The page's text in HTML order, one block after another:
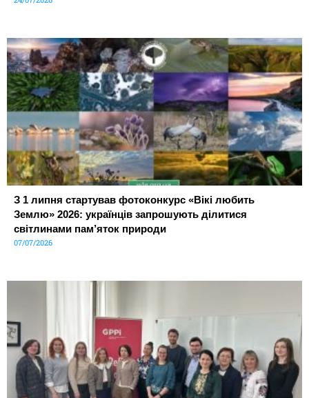
З 1 липня стартував фотоконкурс «Вікі любить
Землю» 2026: українців запрошують ділитися
світлинами пам’яток природи
07/07/2026